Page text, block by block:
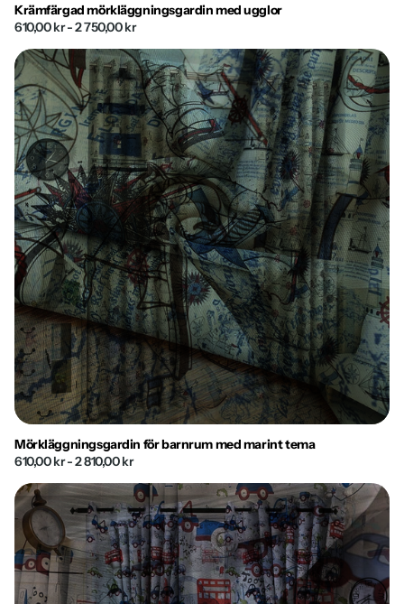
Krämfärgad mörkläggningsgardin med ugglor
610,00 kr- 2 750,00 kr
Mörkläggningsgardin för barnrum med marint tema
610,00 kr- 2 810,00 kr